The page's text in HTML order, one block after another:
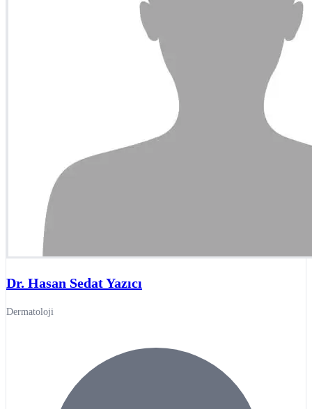
Dr. Hasan Sedat Yazıcı
Dermatoloji